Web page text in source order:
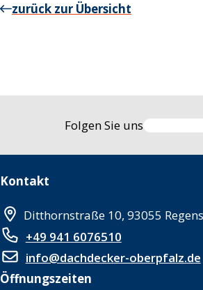
zurück zur Übersicht
Folgen Sie uns
Kontakt
Ditthornstraße 10, 93055
+49 941 6076510
info@dachdecker-oberpfalz.de
Öffnungszeiten